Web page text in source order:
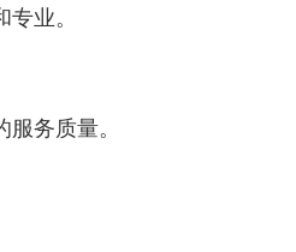
业。
务质量。